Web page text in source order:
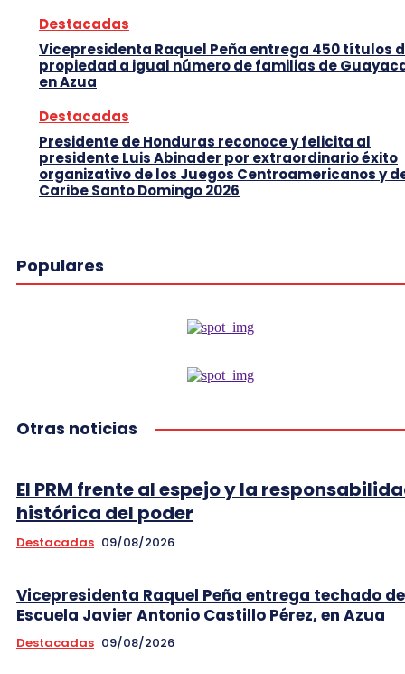
Destacadas
Vicepresidenta Raquel Peña entrega 450 títulos
propiedad a igual número de familias de
en Azua
Destacadas
Presidente de Honduras reconoce y felicita al
presidente Luis Abinader por extraordinario éxito
organizativo de los Juegos Centroamericanos y
Caribe Santo Domingo 2026
Populares
Otras noticias
El PRM frente al espejo y la
histórica del poder
Destacadas 09/08/2026
Vicepresidenta Raquel Peña entrega techado
Escuela Javier Antonio Castillo Pérez, en Azua
Destacadas 09/08/2026